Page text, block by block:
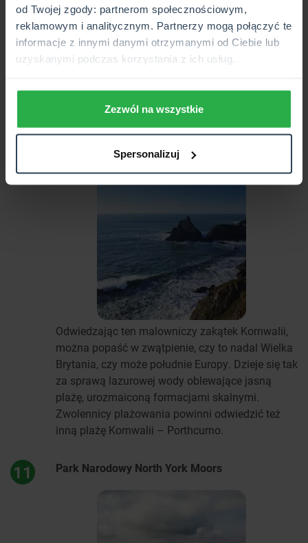
od Twojej zgody: partnerom społecznościowym,
reklamowym i analitycznym. Partnerzy mogą połączyć te
informacje z innymi danymi otrzymanymi od Ciebie lub
uzyskanymi podczas korzystania z ich usług.
Zezwól na wszystkie
Spersonalizuj
Jedna z najpopularniejszych atrakcji
południowego wybrzeża Anglii. Wapienny łuk
zatopiony w morzu datuje się na ponad 100 mln
Kynance Cove
Odwiedzając ten malowniczy zakątek Kornwalii,
można popaść w zwątpienie, czy to nadal Wielka
Brytania, czy może południe Europy. Dzieje się tak
za sprawą lazurowej wody oblewające jasną
plażę, urozmaiconą formacjami skalnymi.
Zwolennicy plażowania powinni odwiedzić też
inną plażę Kornwalii – Porthcurno.
11 Park Narodowy North York Moors